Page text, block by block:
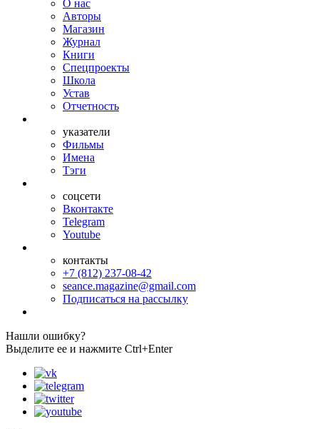
О нас
Авторы
Магазин
Журнал
Книги
Спецпроекты
Школа
Устав
Отчетность
указатели
Фильмы
Имена
Тэги
соцсети
Вконтакте
Telegram
Youtube
контакты
+7 (812) 237-08-42
seance.magazine@gmail.com
Подписаться на рассылку
Нашли ошибку?
Выделите ее и нажмите Ctrl+Enter